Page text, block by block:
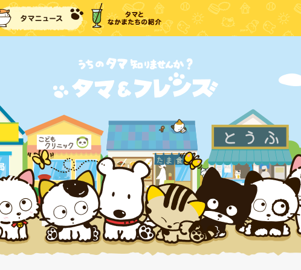
戻る タマニュース タマとなかまたちの紹介